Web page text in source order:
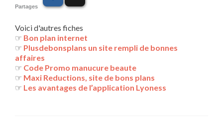
Partages
Voici d'autres fiches
☞ Bon plan internet
☞ Plusdebonsplans un site rempli de bonnes
affaires
☞ Code Promo manucure beaute
☞ Maxi Reductions, site de bons plans
☞ Les avantages de l’application Lyoness